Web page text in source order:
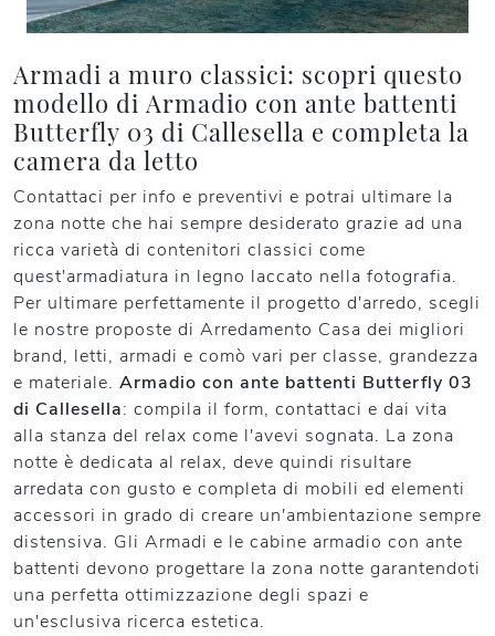
Armadi a muro classici: scopri questo
modello di Armadio con ante battenti
Butterfly 03 di Callesella e completa la
camera da letto
Contattaci per info e preventivi e potrai ultimare la
zona notte che hai sempre desiderato grazie ad una
ricca varietà di contenitori classici come
quest'armadiatura in legno laccato nella fotografia.
Per ultimare perfettamente il progetto d'arredo, scegli
le nostre proposte di Arredamento Casa dei migliori
brand, letti, armadi e comò vari per classe, grandezza
e materiale. Armadio con ante battenti Butterfly 03
di Callesella: compila il form, contattaci e dai vita
alla stanza del relax come l'avevi sognata. La zona
notte è dedicata al relax, deve quindi risultare
arredata con gusto e completa di mobili ed elementi
accessori in grado di creare un'ambientazione sempre
distensiva. Gli Armadi e le cabine armadio con ante
battenti devono progettare la zona notte garantendoti
una perfetta ottimizzazione degli spazi e
un'esclusiva ricerca estetica.